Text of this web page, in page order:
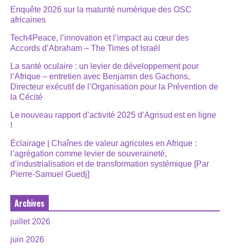
Enquête 2026 sur la maturité numérique des OSC
africaines
Tech4Peace, l’innovation et l’impact au cœur des
Accords d’Abraham – The Times of Israël
La santé oculaire : un levier de développement pour
l’Afrique – entretien avec Benjamin des Gachons,
Directeur exécutif de l’Organisation pour la Prévention de
la Cécité
Le nouveau rapport d’activité 2025 d’Agrisud est en ligne
!
Éclairage | Chaînes de valeur agricoles en Afrique :
l’agrégation comme levier de souveraineté,
d’industrialisation et de transformation systémique [Par
Pierre-Samuel Guedj]
Archives
juillet 2026
juin 2026